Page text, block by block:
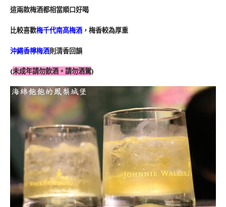
這兩款梅酒都相當順口好喝
比較喜歡梅千代南高梅酒 ，梅香較為厚重
沖繩香檸梅酒則清香回韻
(未成年請勿飲酒。請勿酒駕)